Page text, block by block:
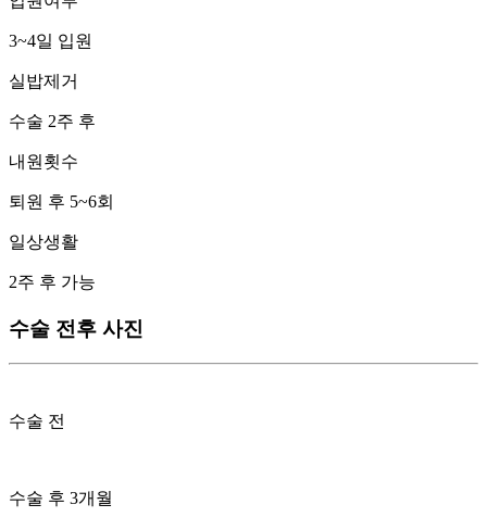
3~4일 입원
실밥제거
수술 2주 후
내원횟수
퇴원 후 5~6회
일상생활
2주 후 가능
수술 전후 사진
수술 전
수술 후 3개월